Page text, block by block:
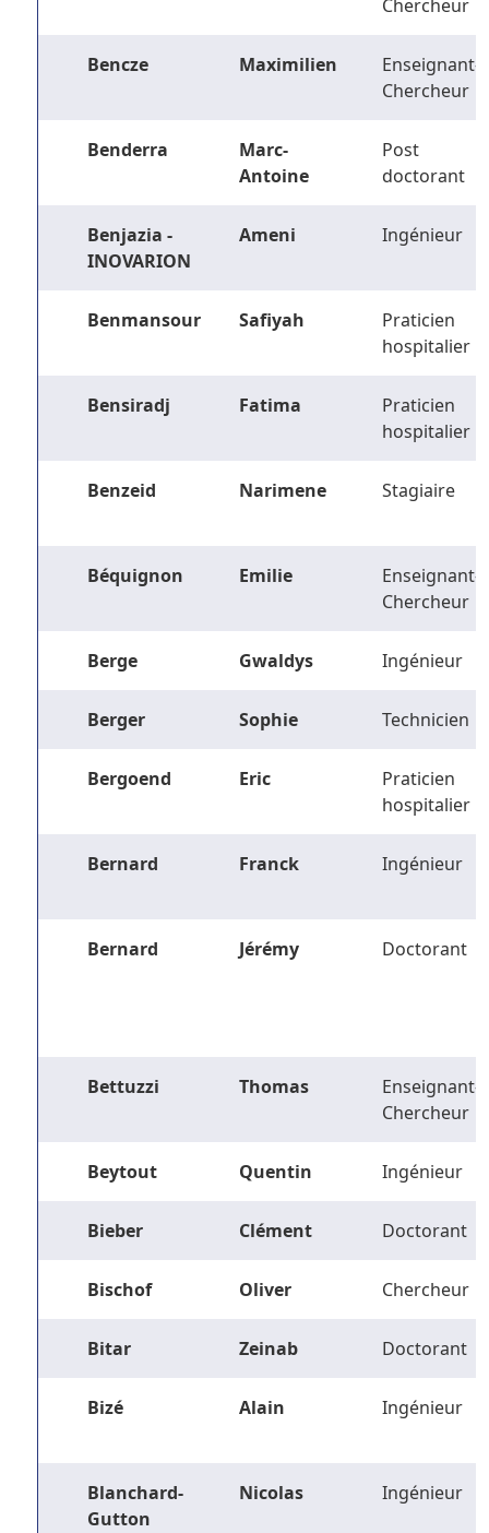
Chercheur
Bencze Maximilien
Enseignant-
Chercheur
Benderra
Marc-
Antoine
Post
doctorant
Benjazia -
INOVARION
Ameni Ingénieur
Benmansour Safiyah
Praticien
hospitalier
Bensiradj Fatima
Praticien
hospitalier
Benzeid Narimene Stagiaire
Béquignon Emilie
Enseignant-
Chercheur
Berge Gwaldys Ingénieur
Berger Sophie Technicien
Bergoend Eric
Praticien
hospitalier
Bernard Franck Ingénieur
Bernard Jérémy Doctorant
Bettuzzi Thomas
Enseignant-
Chercheur
Beytout Quentin Ingénieur
Bieber Clément Doctorant
Bischof Oliver Chercheur
Bitar Zeinab Doctorant
Bizé Alain Ingénieur
Blanchard-
Gutton
Nicolas Ingénieur